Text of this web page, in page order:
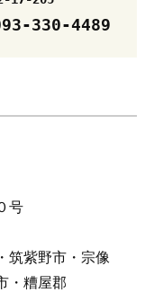
号
筑紫野市・宗像
・糟屋郡